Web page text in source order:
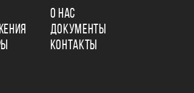
О НАС
ДОКУМЕНТЫ
КОНТАКТЫ